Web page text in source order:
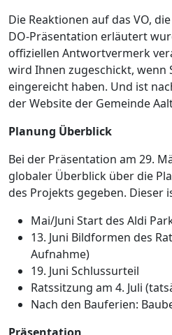
Die Reaktionen auf das VO,
DO-Präsentation erläutert
offiziellen Antwortvermerk
wird Ihnen zugeschickt, wenn
eingereicht haben. Und ist
der Website der Gemeinde
Planung Überblick
Bei der Präsentation am 29.
globaler Überblick über die
des Projekts gegeben. Dieser
Mai/Juni Start des Aldi
13. Juni Bildformen des
Aufnahme)
19. Juni Schlussurteil
Ratssitzung am 4. Juli
Nach den Bauferien: